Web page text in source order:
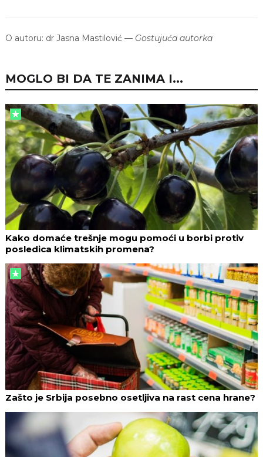
O autoru: dr Jasna Mastilović — Gostujuća autorka
MOGLO BI DA TE ZANIMA I...
Kako domaće trešnje mogu pomoći u borbi protiv
posledica klimatskih promena?
Zašto je Srbija posebno osetljiva na rast cena hrane?